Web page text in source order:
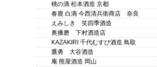
桃の滴 松本酒造 京都
春鹿 白滴 今西清兵衛商店 奈良
えみしき 笑四季酒造
奥播磨 下村酒造店
KAZAKIRI 千代むすび酒造 鳥取
鷹勇 大谷酒造
庵 熊屋酒造 岡山